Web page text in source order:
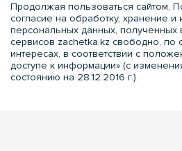
Продолжая пользоваться сайтом,
согласие на обработку, хранение
персональных данных, полученных
сервисов zachetka.kz свободно, по
интересах, в соответствии с
доступе к информации» (с
состоянию на 28.12.2016 г.).